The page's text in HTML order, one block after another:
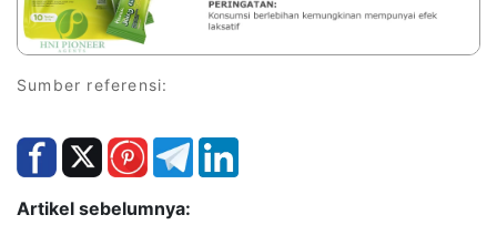
Sumber referensi:
Artikel sebelumnya: